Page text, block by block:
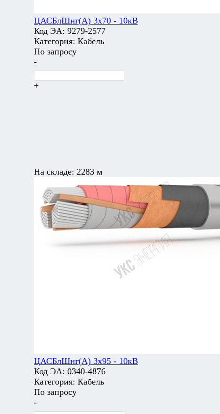
ЦАСБлШнг(А) 3х70 - 10кВ
Код ЭА: 9279-2577
Категория: Кабель
По запросу
-
+
На складе: 2283 м
ЦАСБлШнг(А) 3х95 - 10кВ
Код ЭА: 0340-4876
Категория: Кабель
По запросу
-